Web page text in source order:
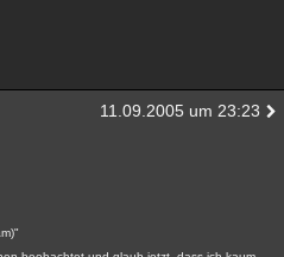
11.09.2005 um 23:23